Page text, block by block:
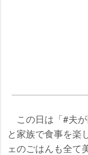
この日は「#夫が
と家族で食事を楽
ェのごはんも全て